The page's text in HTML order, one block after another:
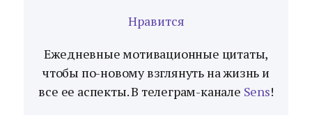
Нравится
Ежедневные мотивационные цитаты,
чтобы по-новому взглянуть на жизнь и
все ее аспекты. В телеграм-канале Sens!